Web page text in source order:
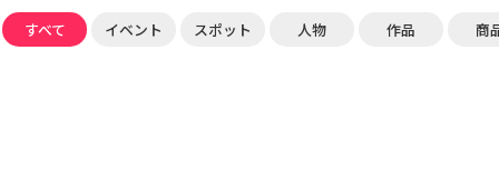
すべて イベント スポット 人物 作品 商